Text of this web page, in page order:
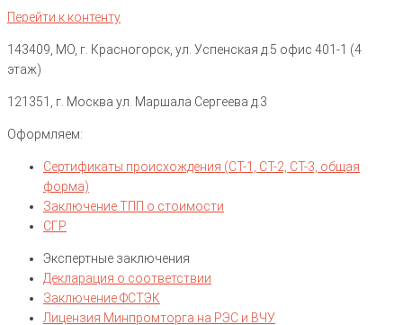
Перейти к контенту
143409, МО, г. Красногорск, ул. Успенская д.5 офис 401-1 (4
этаж)
121351, г. Москва ул. Маршала Сергеева д.3
Оформляем:
Сертификаты происхождения (СТ-1, СТ-2, СТ-3, общая
форма)
Заключение ТПП о стоимости
СГР
Экспертные заключения
Декларация о соответствии
Заключение ФСТЭК
Лицензия Минпромторга на РЭС и ВЧУ